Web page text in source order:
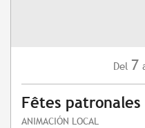
Del 7
Fêtes
ANIMACIÓN LOCAL